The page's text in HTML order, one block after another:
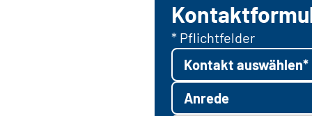
* Pflichtfelder
Kontakt auswählen*
Anrede